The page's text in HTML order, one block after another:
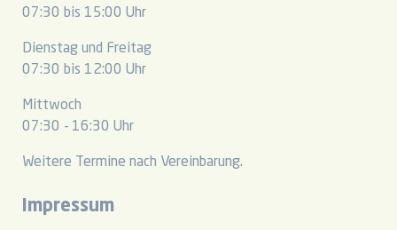
07:30 bis 15:00 Uhr
Dienstag und Freitag
07:30 bis 12:00 Uhr
Mittwoch
07:30 - 16:30 Uhr
Weitere Termine nach Vereinbarung.
Impressum